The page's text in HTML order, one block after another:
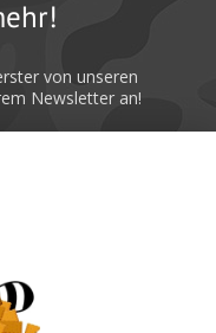
von unseren
Newsletter an!